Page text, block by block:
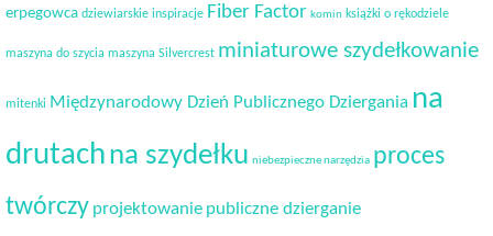
erpegowca dziewiarskie inspiracje Fiber Factor komin książki o rękodziele
maszyna do szycia maszyna Silvercrest miniaturowe szydełkowanie
mitenki Międzynarodowy Dzień Publicznego Dziergania na
drutachna szydełku niebezpieczne narzędzia proces
twórczy projektowanie publiczne dzierganie